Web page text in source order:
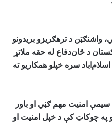
واشنګټن د ترهګریزو بریدونو
د ځان‌دفاع له حقه ملاتړ
سره خپلو همکاریو ته
سیمې امنیت مهم ګڼي او باور
په چوکاټ کې د خپل امنیت او